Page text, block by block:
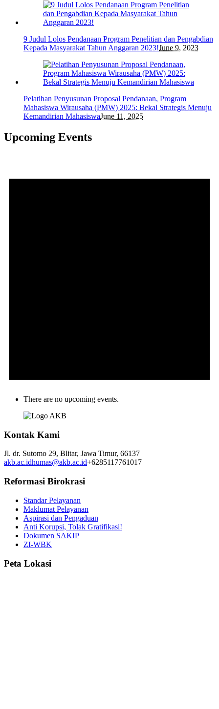
9 Judul Lolos Pendanaan Program Penelitian dan Pengabdian
Kepada Masyarakat Tahun Anggaran 2023!June 9, 2023
Pelatihan Penyusunan Proposal Pendanaan, Program
Mahasiswa Wirausaha (PMW) 2025: Bekal Strategis Menuju
Kemandirian MahasiswaJune 11, 2025
Upcoming Events
There are no upcoming events.
Kontak Kami
Jl. dr. Sutomo 29, Blitar, Jawa Timur, 66137
akb.ac.idhumas@akb.ac.id+6285117761017
Reformasi Birokrasi
Standar Pelayanan
Maklumat Pelayanan
Aspirasi dan Pengaduan
Anti Korupsi, Tolak Gratifikasi!
Dokumen SAKIP
ZI-WBK
Peta Lokasi